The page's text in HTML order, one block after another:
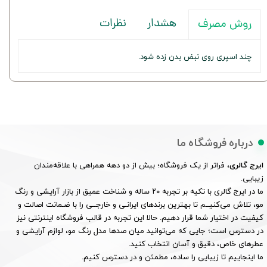
روش مصرف هشدار نظرات
چند اسپری روی نبض بدن زده شود.
درباره فروشگاه ما
ایرج گالری، فراتر از یک فروشگاه؛ بیش از دو دهه همراهی با علاقه‌مندان
زیبایی.
ما در ایرج گالری با تکیه بر تجربه ۲۰ ساله و شناخت عمیق از بازار آرایشی و رنگ
مو، تلاش می‌کنیــم تا بهترین برندهای ایرانـی و خارجــی را با ضـمانت اصالت و
کیفیت در اختیار شما قرار دهیم. حالا این تجربه در قالب فروشگاه اینترنتی نیز
در دسترس است؛ جایی که می‌توانید میان صدها مدل رنگ مو، لوازم آرایشی و
عطرهای خاص، دقیق و آسان انتخاب کنید.
ما اینجاییم تا زیبایی را ساده، مطمئن و در دسترس کنیم.